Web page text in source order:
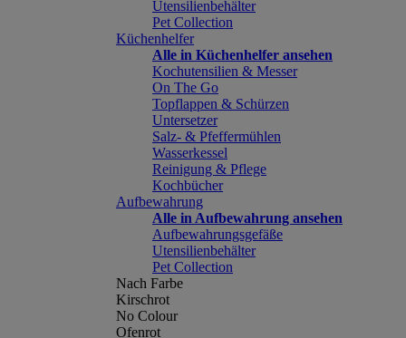
Utensilienbehälter
Pet Collection
Küchenhelfer
Alle in Küchenhelfer ansehen
Kochutensilien & Messer
On The Go
Topflappen & Schürzen
Untersetzer
Salz- & Pfeffermühlen
Wasserkessel
Reinigung & Pflege
Kochbücher
Aufbewahrung
Alle in Aufbewahrung ansehen
Aufbewahrungsgefäße
Utensilienbehälter
Pet Collection
Nach Farbe
Kirschrot
No Colour
Ofenrot